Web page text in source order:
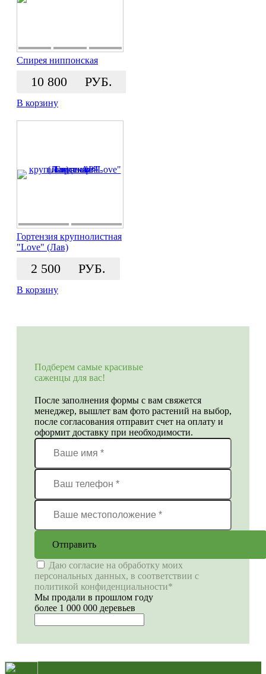
Спирея ниппонская
10 800 РУБ.
В корзину
Гортензия крупнолистная
"Love" (Лав)
2 500 РУБ.
В корзину
Подберем самые красивые
саженцы для вас!
После заполнения формы с вам свяжется
менеджер, вышлет вам фото растений на выбор,
после согласования отправит счет на оплату и
оформит доставку при необходимости.
Отправить
Даю согласие на обработку моих
персональных данных, в соответствии с
политикой конфиденциальности*
Мы продали в прошлом году
более 1 000 000 деревьев